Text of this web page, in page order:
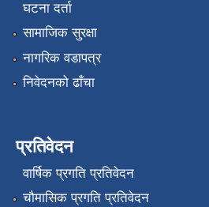
घटना दर्ता
सामाजिक सुरक्षा
नागरिक वडापत्र
निवेदनको ढाँचा
प्रतिवेदन
वार्षिक प्रगति प्रतिवेदन
चौमासिक प्रगति प्रतिवेदन